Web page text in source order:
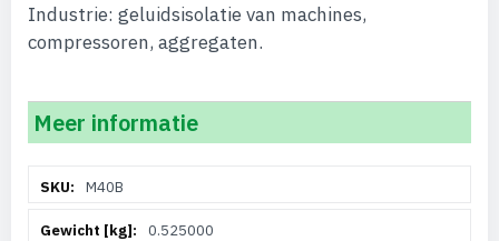
Industrie: geluidsisolatie van machines,
compressoren, aggregaten.
Meer informatie
informatieM40B
0.525000